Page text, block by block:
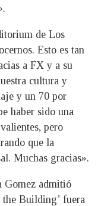
de Los
Esto es tan
a FX y a su
cultura y
y un 70 por
haber sido una
pero
que la
Muchas gracias».
Gomez admitió
Building’ fuera